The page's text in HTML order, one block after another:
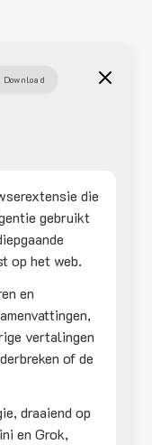
Download
die
gebruikt
op het web.
en
vertalingen
of de
draaiend op
en Grok,